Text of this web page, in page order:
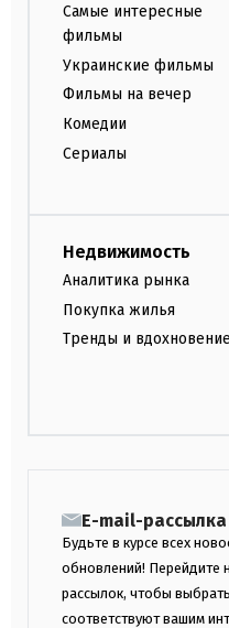
Самые интересные
фильмы
Украинские фильмы
Фильмы на вечер
Комедии
Сериалы
Недвижимость
Аналитика рынка
Покупка жилья
Тренды и вдохновение
E-mail-рассылка
Будьте в курсе всех
обновлений! Перейдите
рассылок, чтобы
соответствуют вашим